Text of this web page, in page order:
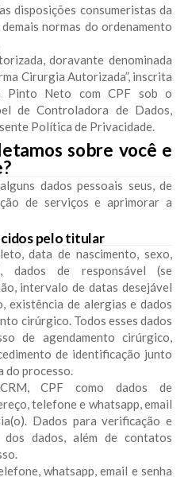
disposições consumeristas da
normas do ordenamento
doravante denominada
Cirurgia Autorizada”, inscrita
Pinto Neto com CPF sob o
de Controladora de Dados,
Política de Privacidade.
sobre você e
dados pessoais seus, de
de serviços e aprimorar a
pelo titular
data de nascimento, sexo,
dados de responsável (se
intervalo de datas desejável
existência de alergias e dados
cirúrgico. Todos esses dados
de agendamento cirúrgico,
de identificação junto
do processo.
CPF como dados de
telefone e whatsapp, email
Dados para verificação e
dos dados, além de contatos
whatsapp, email e senha